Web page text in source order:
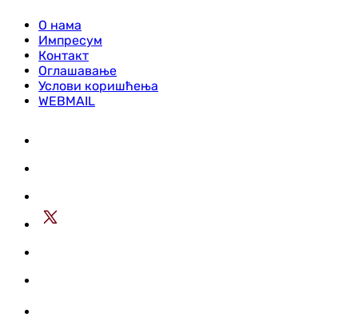
О нама
Импресум
Контакт
Оглашавање
Услови коришћења
WEBMAIL